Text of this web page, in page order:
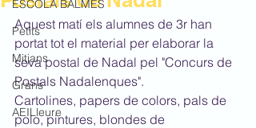
ESCOLA BALMES
Petits
Mitjans
Grans
AEILleure
Aquest matí els alumnes de 3r han
portat tot el material per elaborar la
seva postal de Nadal pel "Concurs de
Postals Nadalenques".
Cartolines, papers de colors, pals de
polo, pintures, blondes de